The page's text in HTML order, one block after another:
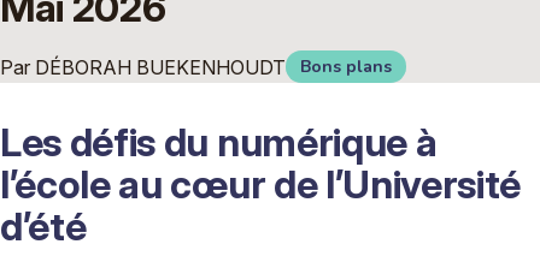
Par DÉBORAH BUEKENHOUDT Bons plans
Les défis du numérique à
l’école au cœur de l’Université
d’été